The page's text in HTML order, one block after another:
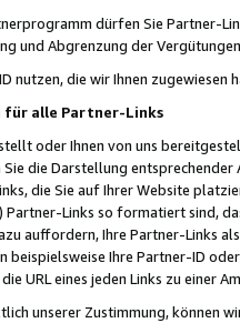
dürfen Sie Partner-
und Abgrenzung der
nutzen, die wir Ihnen zugewiesen
für alle Partner-Links
oder Ihnen von uns
die Darstellung
die Sie auf Ihrer Website
Partner-Links so formatiert sind,
auffordern, Ihre Partner-Links
beispielsweise Ihre Partner-ID
URL eines jeden Links zu einer
unserer Zustimmung, können